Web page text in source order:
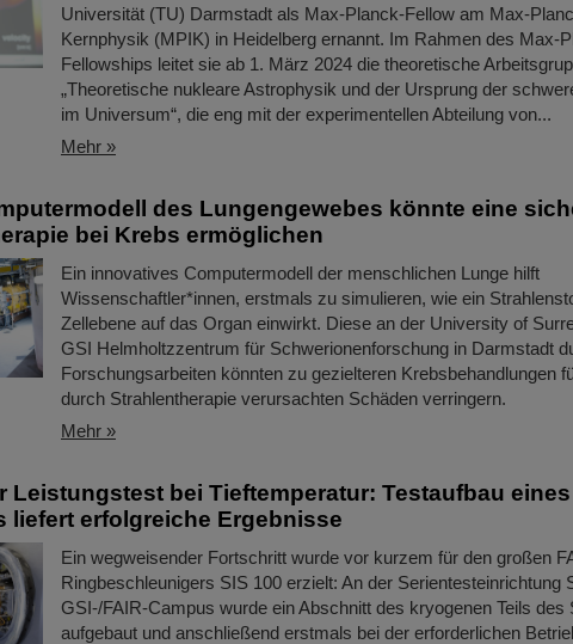
Universität (TU) Darmstadt als Max-Planck-Fellow am Max-
Kernphysik (MPIK) in Heidelberg ernannt. Im Rahmen des Max-
Fellowships leitet sie ab 1. März 2024 die theoretische
„Theoretische nukleare Astrophysik und der Ursprung der
im Universum“, die eng mit der experimentellen Abteilung von...
Mehr »
des Lungengewebes könnte eine
bei Krebs ermöglichen
Ein innovatives Computermodell der menschlichen Lunge hilft
Wissenschaftler*innen, erstmals zu simulieren, wie ein
Zellebene auf das Organ einwirkt. Diese an der University of
GSI Helmholtzzentrum für Schwerionenforschung in Darmstadt
Forschungsarbeiten könnten zu gezielteren Krebsbehandlungen
durch Strahlentherapie verursachten Schäden verringern.
Mehr »
Leistungstest bei Tieftemperatur: Testaufbau eines
liefert erfolgreiche Ergebnisse
Ein wegweisender Fortschritt wurde vor kurzem für den großen
Ringbeschleunigers SIS 100 erzielt: An der Serientesteinrichtung
GSI-/FAIR-Campus wurde ein Abschnitt des kryogenen Teils des
aufgebaut und anschließend erstmals bei der erforderlichen